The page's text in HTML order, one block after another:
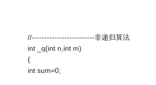
//-------------------------非递归算法
int _q(int n,int m)
{
int sum=0;